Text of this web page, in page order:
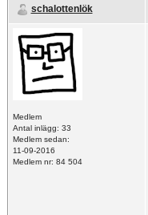
schalottenlök
Medlem
Antal inlägg: 33
Medlem sedan:
11-09-2016
Medlem nr: 84 504